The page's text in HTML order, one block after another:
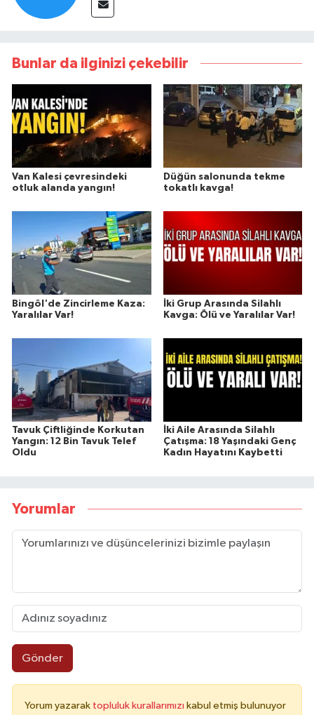
Bunlar da ilginizi çekebilir
Van Kalesi çevresindeki
otluk alanda yangın!
Düğün salonunda tekme
tokatlı kavga!
Bingöl'de Zincirleme Kaza:
Yaralılar Var!
İki Grup Arasında Silahlı
Kavga: Ölü ve Yaralılar Var!
Tavuk Çiftliğinde Korkutan
Yangın: 12 Bin Tavuk Telef
Oldu
İki Aile Arasında Silahlı
Çatışma: 18 Yaşındaki Genç
Kadın Hayatını Kaybetti
Yorumlar
Gönder
Yorum yazarak topluluk kurallarımızı kabul etmiş bulunuyor